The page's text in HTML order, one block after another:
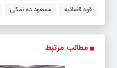
قوه قضائیه
مسعود ده نمکی
مطالب مرتبط